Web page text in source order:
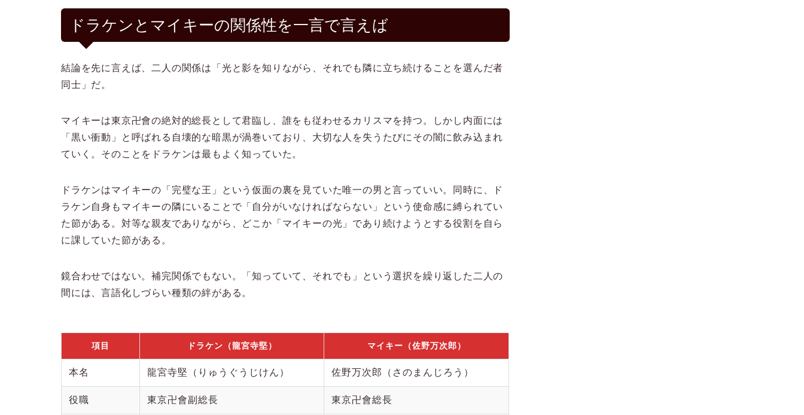
ドラケンとマイキーの関係性を一言で言えば
結論を先に言えば、二人の関係は「光と影を知りながら、それでも隣に立ち続けることを選んだ者
同士」だ。
マイキーは東京卍會の絶対的総長として君臨し、誰をも従わせるカリスマを持つ。しかし内面には
「黒い衝動」と呼ばれる自壊的な暗黒が渦巻いており、大切な人を失うたびにその闇に飲み込まれ
ていく。そのことをドラケンは最もよく知っていた。
ドラケンはマイキーの「完璧な王」という仮面の裏を見ていた唯一の男と言っていい。同時に、ド
ラケン自身もマイキーの隣にいることで「自分がいなければならない」という使命感に縛られてい
た節がある。対等な親友でありながら、どこか「マイキーの光」であり続けようとする役割を自ら
に課していた節がある。
鏡合わせではない。補完関係でもない。「知っていて、それでも」という選択を繰り返した二人の
間には、言語化しづらい種類の絆がある。
項目 ドラケン（龍宮寺堅） マイキー（佐野万次郎）
本名 龍宮寺堅（りゅうぐうじけん） 佐野万次郎（さのまんじろう）
役職 東京卍會副総長 東京卍會総長